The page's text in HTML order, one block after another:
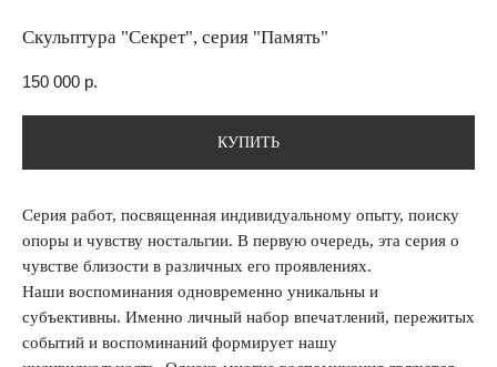
Скульптура "Секрет", серия "Память"
150 000 р.
КУПИТЬ
Серия работ, посвященная индивидуальному опыту, поиску
опоры и чувству ностальгии. В первую очередь, эта серия о
чувстве близости в различных его проявлениях.
Наши воспоминания одновременно уникальны и
субъективны. Именно личный набор впечатлений, пережитых
событий и воспоминаний формирует нашу